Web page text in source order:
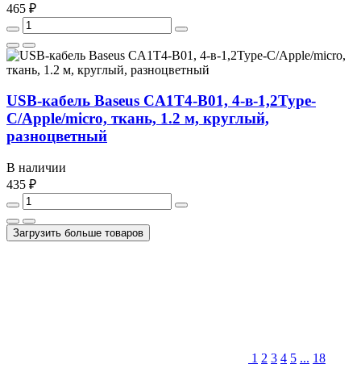
465 ₽
USB-кабель Baseus CA1T4-B01, 4-в-1,2Type-
C/Apple/micro, ткань, 1.2 м, круглый,
разноцветный
В наличии
435 ₽
Загрузить больше товаров
1 2 3 4 5 ... 18